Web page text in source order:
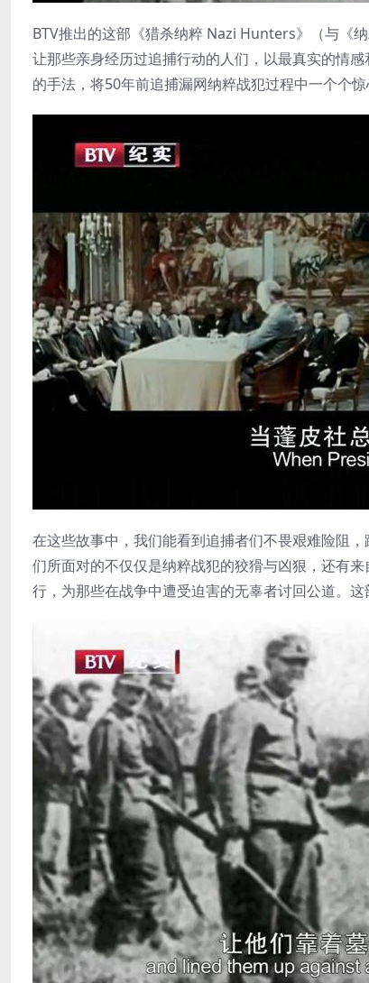
BTV推出的这部《猎杀纳粹 Nazi Hunters》（与《
让那些亲身经历过追捕行动的人们，以最真实的情
的手法，将50年前追捕漏网纳粹战犯过程中一个个
在这些故事中，我们能看到追捕者们不畏艰难险阻
们所面对的不仅仅是纳粹战犯的狡猾与凶狠，还有
行，为那些在战争中遭受迫害的无辜者讨回公道。